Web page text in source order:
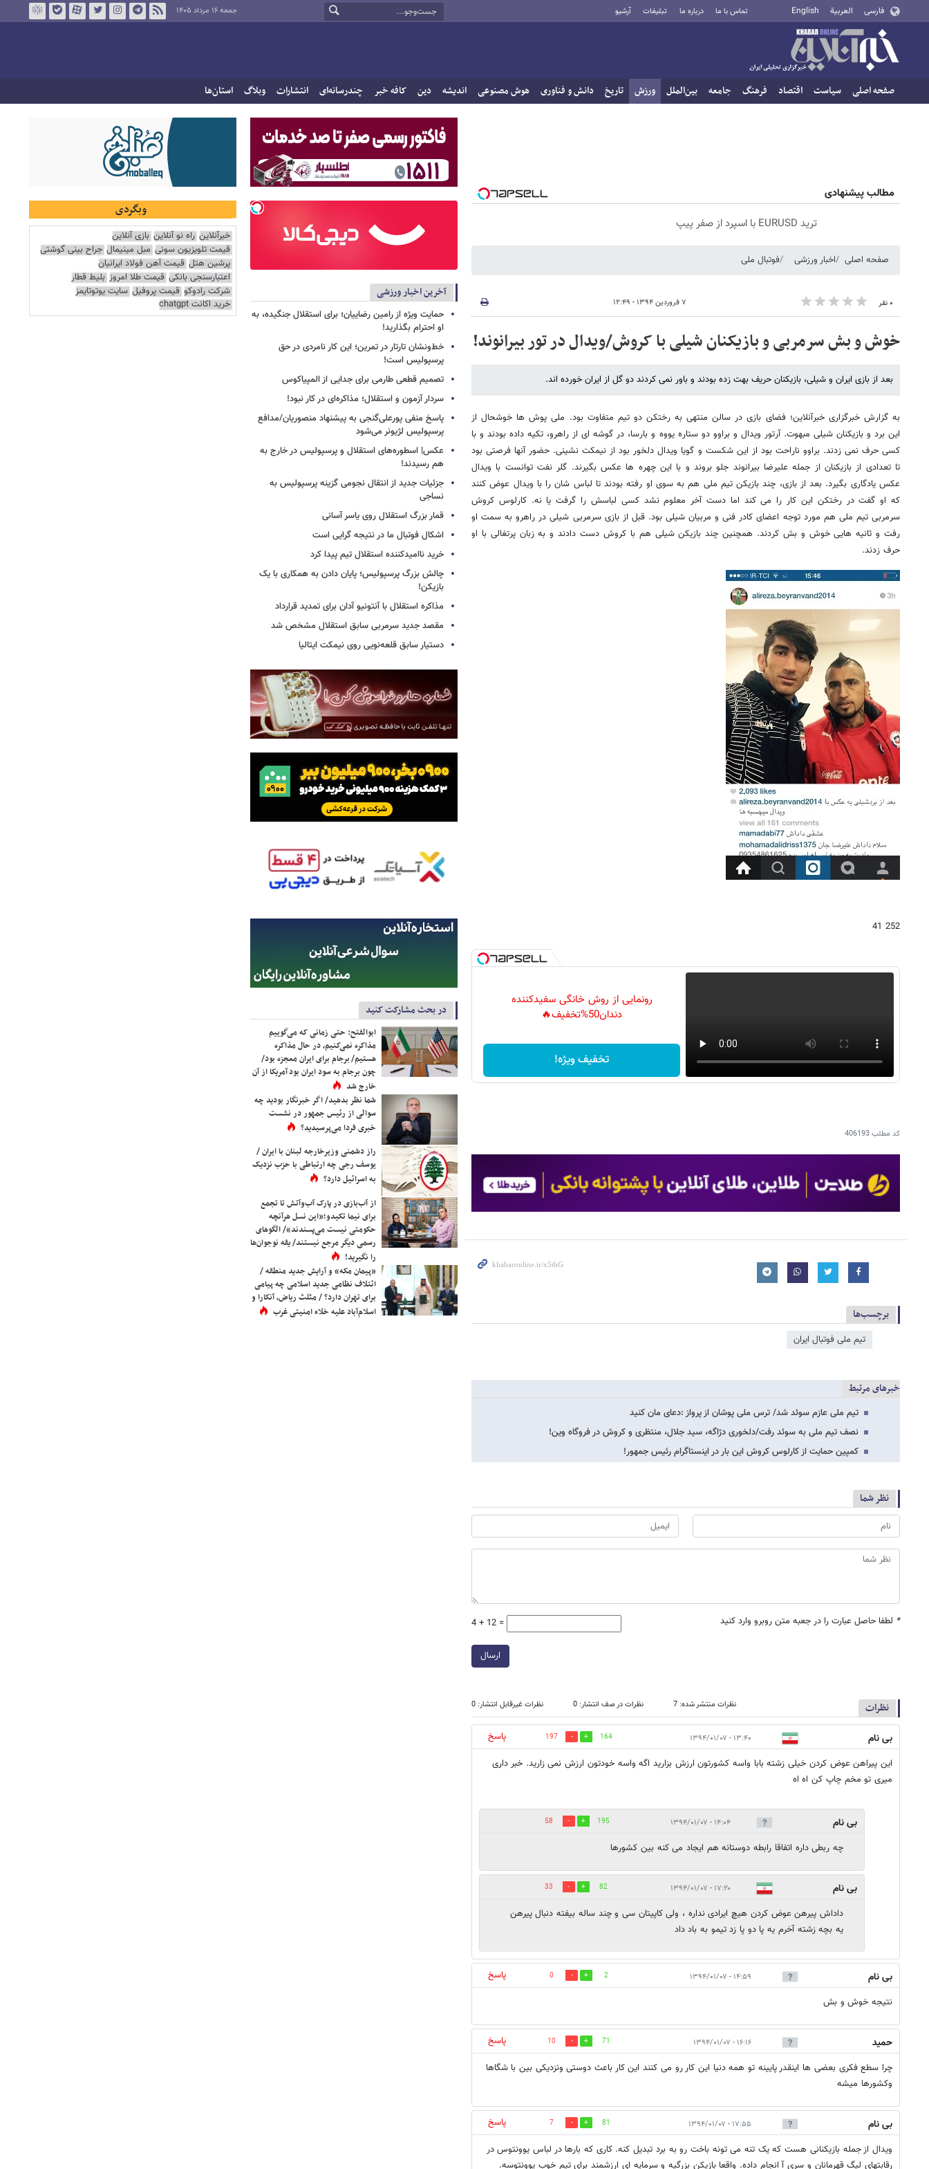
فارسی العربية English تماس با ما درباره ما تبلیغات آرشیو جمعه ۱۶ مرداد ۱۴۰۵
صفحه اصلی سیاست اقتصاد فرهنگ جامعه بین‌الملل ورزش تاریخ دانش و فناوری هوش مصنوعی اندیشه دین کافه خبر چندرسانه‌ای انتشارات وبلاگ استان‌ها
مطالب پیشنهادی
ترید EURUSD با اسپرد از صفر پیپ
صفحه اصلی اخبار ورزشی فوتبال ملی
۰ نفر ۷ فروردین ۱۳۹۴ - ۱۲:۴۹
خوش و بش سرمربی و بازیکنان شیلی با کروش/ویدال در تور بیرانوند!
بعد از بازی ایران و شیلی، بازیکنان حریف بهت زده بودند و باور نمی کردند دو گل از ایران خورده اند.
به گزارش خبرگزاری خبرآنلاین؛ فضای بازی در سالن منتهی به رختکن دو تیم متفاوت بود. ملی پوش ها خوشحال از
این برد و بازیکنان شیلی مبهوت. آرتور ویدال و براوو دو ستاره یووه و بارسا، در گوشه ای از راهرو، تکیه داده بودند و با
کسی حرف نمی زدند. براوو ناراحت بود از این شکست و گویا ویدال دلخور بود از نیمکت نشینی. حضور آنها فرصتی بود
تا تعدادی از بازیکنان از جمله علیرضا بیرانوند جلو بروند و با این چهره ها عکس بگیرند. گلر نفت توانست با ویدال
عکس یادگاری بگیرد. بعد از بازی، چند بازیکن تیم ملی هم به سوی او رفته بودند تا لباس شان را با ویدال عوض کنند
که او گفت در رختکن این کار را می کند اما دست آخر معلوم نشد کسی لباسش را گرفت یا نه. کارلوس کروش
سرمربی تیم ملی هم مورد توجه اعضای کادر فنی و مربیان شیلی بود. قبل از بازی سرمربی شیلی در راهرو به سمت او
رفت و ثانیه هایی خوش و بش کردند. همچنین چند بازیکن شیلی هم با کروش دست دادند و به زبان پرتغالی با او
حرف زدند.
252 41
رونمایی از روش خانگی سفیدکننده
دندان50%تخفیف🔥
تخفیف ویژه!
کد مطلب406193
برچسب‌ها
تیم ملی فوتبال ایران
خبرهای مرتبط
تیم ملی عازم سوئد شد/ ترس ملی پوشان از پرواز :دعای مان کنید
نصف تیم ملی به سوئد رفت/دلخوری دژاگه، سید جلال، منتظری و کروش در فروگاه وین!
کمپین حمایت از کارلوس کروش این بار در اینستاگرام رئیس جمهور!
نظر شما
* لطفا حاصل عبارت را در جعبه متن روبرو وارد کنید 4 + 12 =
ارسال
نظرات نظرات منتشر شده: 7 نظرات در صف انتشار: 0 نظرات غیرقابل انتشار: 0
بی نام ۱۳:۴۰ - ۱۳۹۴/۰۱/۰۷ 164
197
پاسخ
این پیراهن عوض کردن خیلی زشته بابا واسه کشورتون ارزش بزارید اگه واسه خودتون ارزش نمی زارید. خبر داری
میری تو مخم چاپ کن اه اه
بی نام ۱۴:۰۴ - ۱۳۹۴/۰۱/۰۷ 195
58
چه ربطی داره اتفاقا رابطه دوستانه هم ایجاد می کنه بین کشورها
بی نام ۱۷:۲۰ - ۱۳۹۴/۰۱/۰۷ 82
33
داداش پیرهن عوض کردن هیچ ایرادی نداره ، ولی کاپیتان سی و چند ساله بیفته دنبال پیرهن
یه بچه زشته آخرم یه پا دو پا زد تیمو به باد داد
بی نام ۱۴:۵۹ - ۱۳۹۴/۰۱/۰۷ 2
0
پاسخ
نتیجه خوش و بش
حمید ۱۶:۱۶ - ۱۳۹۴/۰۱/۰۷ 71
10
پاسخ
چرا سطع فکری بعضی ها اینقدر پایینه تو همه دنیا این کار رو می کنند این کار باعث دوستی ونزدیکی بین با شگاها
وکشورها میشه
بی نام ۱۷:۵۵ - ۱۳۹۴/۰۱/۰۷ 81
7
پاسخ
ویدال از جمله بازیکنانی هست که یک تنه می تونه باخت رو به برد تبدیل کنه. کاری که بارها در لباس یوونتوس در
رقابتهای لیگ قهرمانان و سری آ انجام داده. واقعا بازیکن بزرگیه و سرمایه ای ارزشمند برای تیم خوب یوونتوسه.
آخرین اخبار ورزشی
حمایت ویژه از رامین رضاییان؛ برای استقلال جنگیده، به
او احترام بگذارید!
خط‌ونشان تارتار در تمرین؛ این کار نامردی در حق
پرسپولیس است!
تصمیم قطعی طارمی برای جدایی از المپیاکوس
سردار آزمون و استقلال؛ مذاکره‌ای در کار نبود!
پاسخ منفی پورعلی‌گنجی به پیشنهاد منصوریان/مدافع
پرسپولیس لژیونر می‌شود
عکس| اسطوره‌های استقلال و پرسپولیس در خارج به
هم رسیدند!
جزئیات جدید از انتقال نجومی گزینه پرسپولیس به
نساجی
قمار بزرگ استقلال روی یاسر آسانی
اشکال فوتبال ما در نتیجه گرایی است
خرید ناامیدکننده استقلال تیم پیدا کرد
چالش بزرگ پرسپولیس؛ پایان دادن به همکاری با یک
بازیکن!
مذاکره استقلال با آنتونیو آدان برای تمدید قرارداد
مقصد جدید سرمربی سابق استقلال مشخص شد
دستیار سابق قلعه‌نویی روی نیمکت ایتالیا
در بحث مشارکت کنید
ابوالفتح: حتی زمانی که می‌گوییم
مذاکره نمی‌کنیم، در حال مذاکره
هستیم/ برجام برای ایران معجزه بود/
چون برجام به سود ایران بود آمریکا از آن
خارج شد
شما نظر بدهید/ اگر خبرنگار بودید چه
سوالی از رئیس جمهور در نشست
خبری فردا می‌پرسیدید؟
راز دشمنی وزیرخارجه لبنان با ایران /
یوسف رجی چه ارتباطی با حزب نزدیک
به اسرائیل دارد؟
از آب‌بازی در پارک آب‌وآتش تا تجمع
برای نیما تکیدو؛«این نسل هرآنچه
حکومتی نیست می‌پسندند»/ الگوهای
رسمی دیگر مرجع نیستند/ یقه نوجوان‌ها
را نگیرید!
«پیمان مکه» و آرایش جدید منطقه /
ائتلاف نظامی جدید اسلامی چه پیامی
برای تهران دارد؟ / مثلث ریاض، آنکارا و
اسلام‌آباد علیه خلاء امنیتی غرب
وبگردی
خبرآنلاین راه نو آنلاین بازی آنلاین
قیمت تلویزیون سونی مبل مینیمال جراح بینی گوشتی
پرشین هتل قیمت آهن فولاد ایرانیان
اعتبارسنجی بانکی قیمت طلا امروز بلیط قطار
شرکت رادوکو قیمت پروفیل سایت یوتوتایمز
خرید اکانت chatgpt